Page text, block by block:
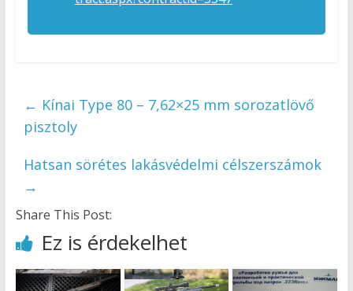
← Kínai Type 80 – 7,62×25 mm sorozatlövő
pisztoly
Hatsan sörétes lakásvédelmi célszerszámok
→
Share This Post:
Ez is érdekelhet